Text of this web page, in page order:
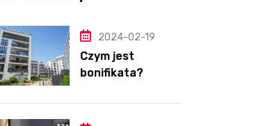
2024-02-19
Czym jest
bonifikata?